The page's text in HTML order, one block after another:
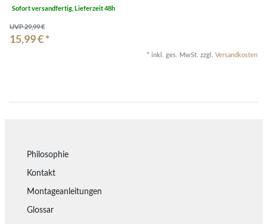
Sofort versandfertig, Lieferzeit 48h
UVP 29,99 €
15,99 € *
* inkl. ges. MwSt. zzgl. Versandkosten
Philosophie
Kontakt
Montageanleitungen
Glossar